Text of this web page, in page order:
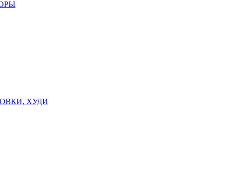
ХУДИ